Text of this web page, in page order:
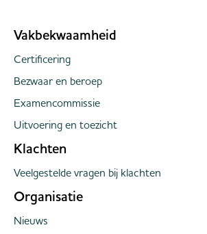
Vakbekwaamheid
Certificering
Bezwaar en beroep
Examencommissie
Uitvoering en toezicht
Klachten
Veelgestelde vragen bij klachten
Organisatie
Nieuws